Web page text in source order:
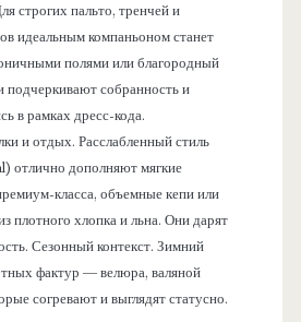
строгих пальто, тренчей и
идеальным компаньоном станет
полями или благородный
подчеркивают собранность и
в рамках дресс-кода.
и отдых. Расслабленный стиль
отлично дополняют мягкие
класса, объемные кепи или
плотного хлопка и льна. Они дарят
Сезонный контекст. Зимний
фактур — велюра, валяной
согревают и выглядят статусно.